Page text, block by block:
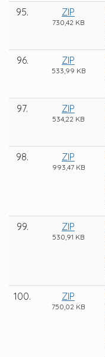
95. ZIP
730,42 KB
96. ZIP
533,99 KB
97. ZIP
534,22 KB
98. ZIP
993,47 KB
99. ZIP
530,91 KB
100. ZIP
750,02 KB